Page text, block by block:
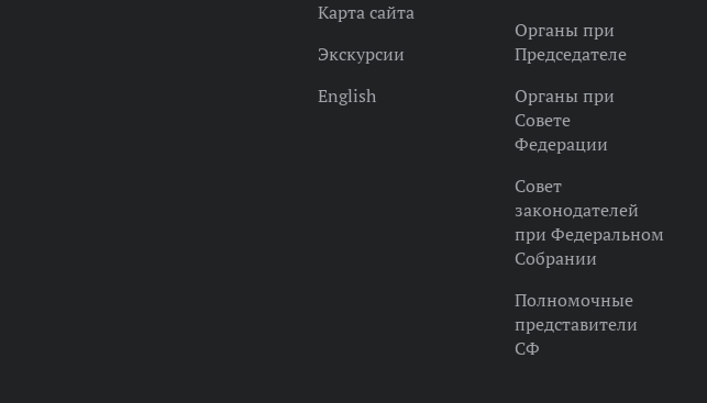
Карта сайта
Экскурсии
English
Органы при
Председателе
Органы при
Совете
Федерации
Совет
законодателей
при Федеральном
Собрании
Полномочные
представители
СФ